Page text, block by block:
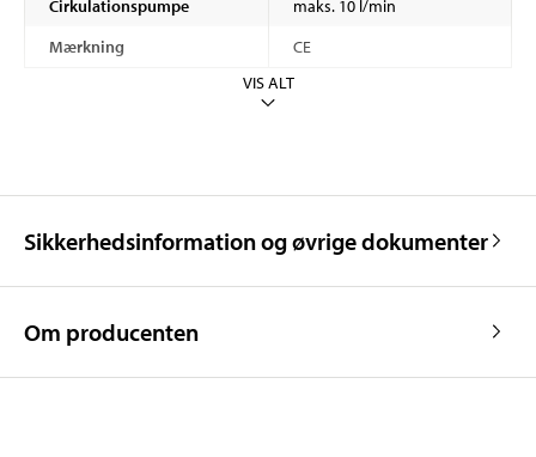
Cirkulationspumpe
maks. 10 l/min
Mærkning
CE
VIS ALT
Sikkerhedsinformation og øvrige dokumenter
Om producenten